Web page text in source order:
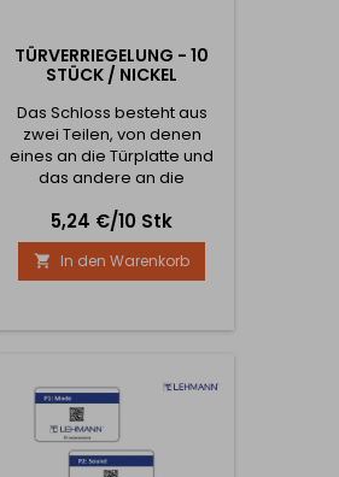
TÜRVERRIEGELUNG - 10
STÜCK / NICKEL
Das Schloss besteht aus
zwei Teilen, von denen
eines an die Türplatte und
das andere an die
geschraubt wird. Es handelt
sich um ein klassisches
Schloss, das in Form eines
Pfeils an der Tür befestigt
Schranks eingelassen ist,
Diese Teile werden...
Preis
5,24 €/10 Stk
 In den Warenkorb